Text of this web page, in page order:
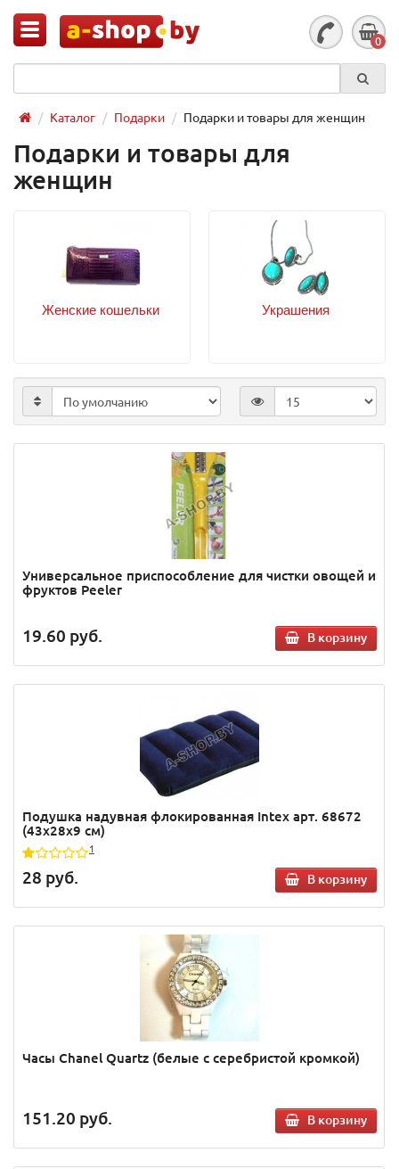
0
Каталог Подарки Подарки и товары для женщин
Подарки и товары для
женщин
Женские кошельки Украшения
Универсальное приспособление для чистки овощей и
фруктов Peeler
19.60 руб. В корзину
Подушка надувная флокированная Intex арт. 68672
(43х28х9 см)
1
28 руб. В корзину
Часы Chanel Quartz (белые с серебристой кромкой)
151.20 руб. В корзину